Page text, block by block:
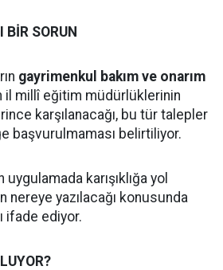
BİR SORUN
gayrimenkul bakım ve onarım
il millî eğitim müdürlüklerinin
karşılanacağı, bu tür talepler
başvurulmaması belirtiliyor.
uygulamada karışıklığa yol
nereye yazılacağı konusunda
ifade ediyor.